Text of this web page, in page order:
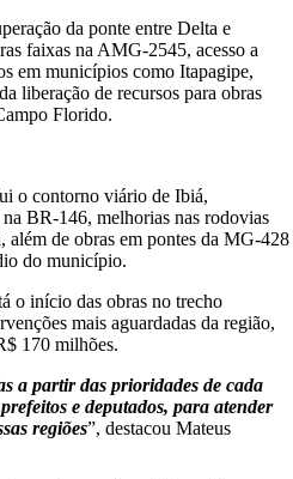
da ponte entre Delta e
faixas na AMG-2545, acesso a
em municípios como Itapagipe,
liberação de recursos para obras
Florido.
o contorno viário de Ibiá,
BR-146, melhorias nas rodovias
de obras em pontes da MG-428
do município.
o início das obras no trecho
mais aguardadas da região,
170 milhões.
a partir das prioridades de cada
e deputados, para atender
regiões”, destacou Mateus